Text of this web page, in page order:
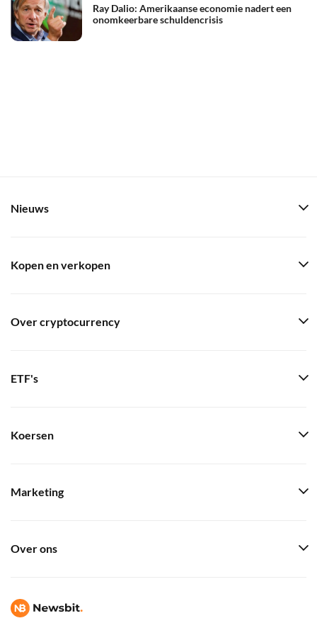
Ray Dalio: Amerikaanse economie nadert een
onomkeerbare schuldencrisis
Nieuws
Kopen en verkopen
Over cryptocurrency
ETF's
Koersen
Marketing
Over ons